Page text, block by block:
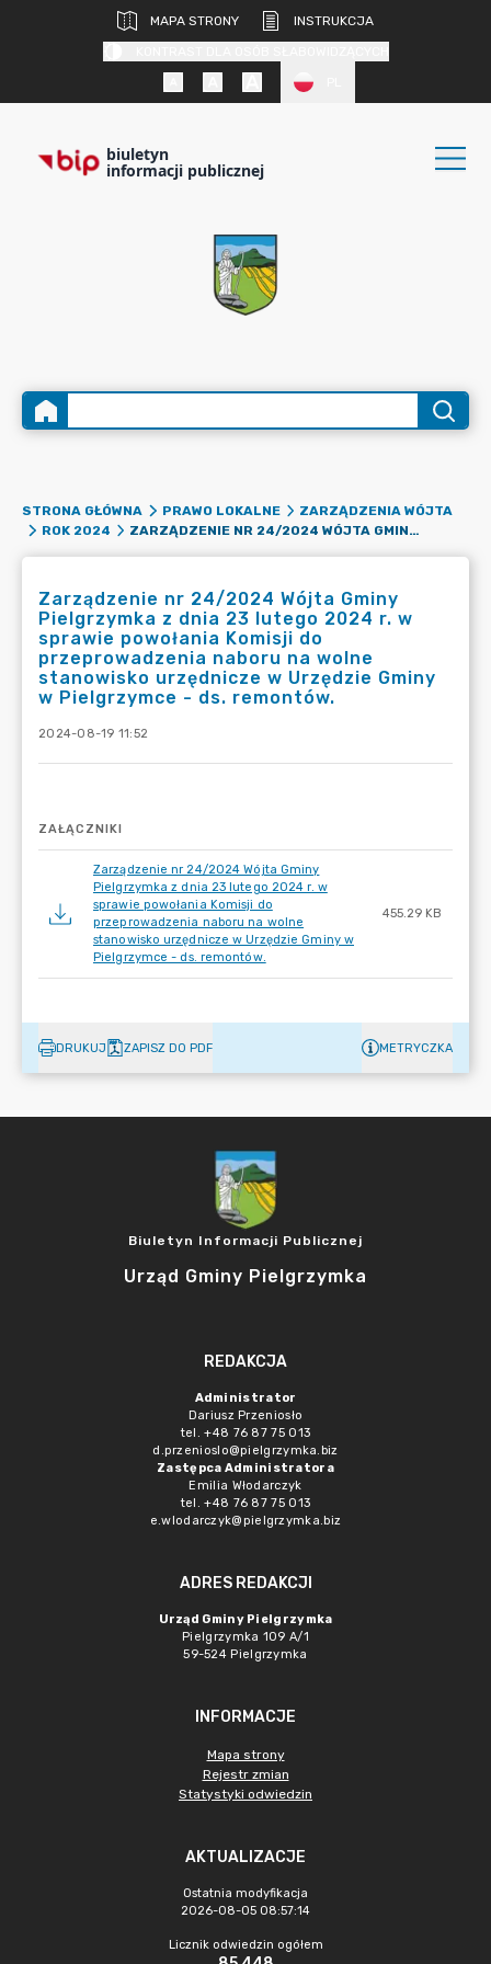
MAPA STRONY
INSTRUKCJA
biuletyn
informacji publicznej
STRONA GŁÓWNA PRAWO LOKALNE
ZARZĄDZENIA WÓJTA
ROK 2024
ZARZĄDZENIE NR 24/2024 WÓJTA GMINY PIELGRZYMKA Z DNIA 23 LUTEGO 2024 R. W SPRAWIE POWOŁANIA KOMISJI DO PRZEPROWADZENIA NABORU NA WOLNE STANOWISKO URZĘDNICZE W URZĘDZIE GMINY W PIELGRZYMCE - DS. REMONTÓW.
Zarządzenie nr 24/2024 Wójta Gminy
Pielgrzymka z dnia 23 lutego 2024 r. w
sprawie powołania Komisji do
przeprowadzenia naboru na wolne
stanowisko urzędnicze w Urzędzie Gminy
w Pielgrzymce - ds. remontów.
2024-08-19 11:52
ZAŁĄCZNIKI
Zarządzenie nr 24/2024 Wójta Gminy
Pielgrzymka z dnia 23 lutego 2024 r. w
sprawie powołania Komisji do
przeprowadzenia naboru na wolne
stanowisko urzędnicze w Urzędzie Gminy w
Pielgrzymce - ds. remontów.
455.29 KB
DRUKUJ ZAPISZ DO PDF METRYCZKA
Biuletyn Informacji Publicznej
Urząd Gminy Pielgrzymka
REDAKCJA
Administrator
Dariusz Przeniosło
tel. +48 76 87 75 013
d.przenioslo@pielgrzymka.biz
Zastępca Administratora
Emilia Włodarczyk
tel. +48 76 87 75 013
e.wlodarczyk@pielgrzymka.biz
ADRES REDAKCJI
Urząd Gminy Pielgrzymka
Pielgrzymka 109 A/1
59-524 Pielgrzymka
INFORMACJE
Mapa strony
Rejestr zmian
Statystyki odwiedzin
AKTUALIZACJE
Ostatnia modyfikacja
2026-08-05 08:57:14
Licznik odwiedzin ogółem